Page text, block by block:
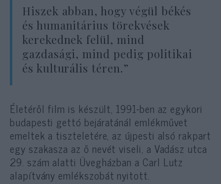
Hiszek abban, hogy végül békés
és humanitárius törekvések
kerekednek felül, mind
gazdasági, mind pedig politikai
és kulturális téren.”
Életéről film is készült, 1991-ben az egykori
budapesti gettó bejáratánál emlékművet
emeltek a tiszteletére, az újpesti alsó rakpart
egy szakasza az ő nevét viseli, a Vadász utca
29. szám alatti Üvegházban a Carl Lutz
alapítvány emlékszobát nyitott.